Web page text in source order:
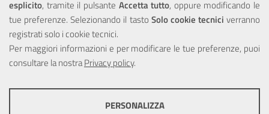
esplicito, tramite il pulsante Accetta tutto, oppure modificando le
tue preferenze. Selezionando il tasto Solo cookie tecnici verranno
registrati solo i cookie tecnici.
Per maggiori informazioni e per modificare le tue preferenze, puoi
consultare la nostraPrivacy policy.
PERSONALIZZA
Portale realizzato con la partecipazione finanziaria dell'Unione
Europea tramite i fondi del POR Sicilia 2000/2006 Misura 6.05 -